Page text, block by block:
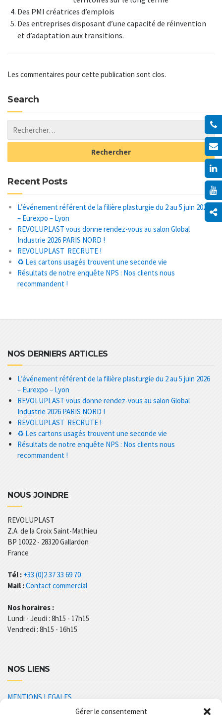
Gérer le consentement
Des PMI créatrices d’emplois
Des entreprises disposant d’une capacité de réinvention
et d’adaptation aux transitions.
Les commentaires pour cette publication sont clos.
Search
Recent Posts
L’événement référent de la filière plasturgie du 2 au 5 juin 2026
– Eurexpo – Lyon
REVOLUPLAST vous donne rendez-vous au salon Global
Industrie 2026 PARIS NORD !
REVOLUPLAST RECRUTE !
♻️ Les cartons usagés trouvent une seconde vie
Résultats de notre enquête NPS : Nos clients nous
recommandent !
NOS DERNIERS ARTICLES
L’événement référent de la filière plasturgie du 2 au 5 juin 2026
– Eurexpo – Lyon
REVOLUPLAST vous donne rendez-vous au salon Global
Industrie 2026 PARIS NORD !
REVOLUPLAST RECRUTE !
♻️ Les cartons usagés trouvent une seconde vie
Résultats de notre enquête NPS : Nos clients nous
recommandent !
NOUS JOINDRE
REVOLUPLAST
Z.A. de la Croix Saint-Mathieu
BP 10022 - 28320 Gallardon
France
Tél : +33 (0)2 37 33 69 70
Mail :Contact commercial
Nos horaires :
Lundi - Jeudi : 8h15 - 17h15
Vendredi : 8h15 - 16h15
NOS LIENS
MENTIONS LEGALES
POLITIQUE DE CONFIDENTIALITÉ